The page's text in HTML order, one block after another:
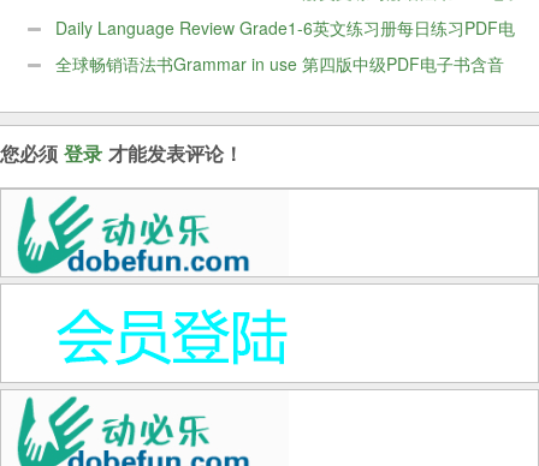
版
Daily Language Review Grade1-6英文练习册每日练习PDF电
子版全球畅销语法书Grammar in use 第四版中级PDF电子书含音
您必须 登录 才能发表评论！